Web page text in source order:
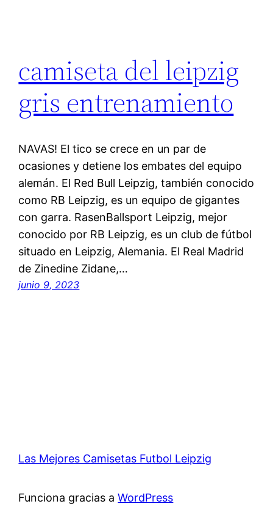
camiseta del leipzig
gris entrenamiento
NAVAS! El tico se crece en un par de
ocasiones y detiene los embates del equipo
alemán. El Red Bull Leipzig, también conocido
como RB Leipzig, es un equipo de gigantes
con garra. RasenBallsport Leipzig, mejor
conocido por RB Leipzig, es un club de fútbol
situado en Leipzig, Alemania. El Real Madrid
de Zinedine Zidane,…
junio 9, 2023
Las Mejores Camisetas Futbol Leipzig
Funciona gracias aWordPress